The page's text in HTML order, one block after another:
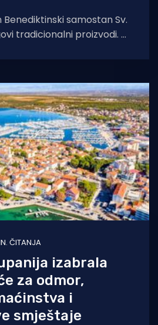
Benediktinski samostan Sv.
tradicionalni proizvodi. A
ČITANJA
izabrala
za odmor,
i
smještaje